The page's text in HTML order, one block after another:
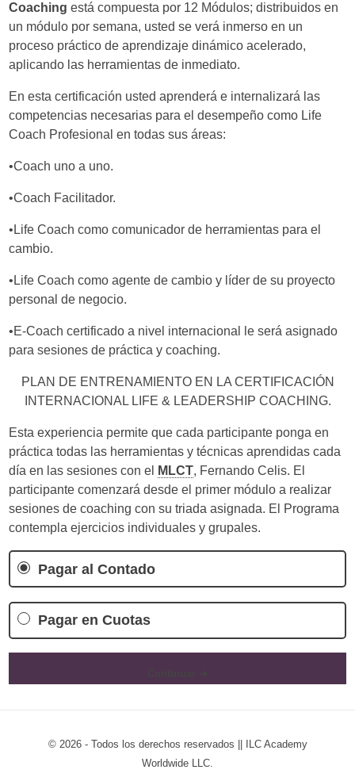
Coaching está compuesta por 12 Módulos; distribuidos en
un módulo por semana, usted se verá inmerso en un
proceso práctico de aprendizaje dinámico acelerado,
aplicando las herramientas de inmediato.
En esta certificación usted aprenderá e internalizará las
competencias necesarias para el desempeño como Life
Coach Profesional en todas sus áreas:
•Coach uno a uno.
•Coach Facilitador.
•Life Coach como comunicador de herramientas para el
cambio.
•Life Coach como agente de cambio y líder de su proyecto
personal de negocio.
•E-Coach certificado a nivel internacional le será asignado
para sesiones de práctica y coaching.
PLAN DE ENTRENAMIENTO EN LA CERTIFICACIÓN
INTERNACIONAL LIFE & LEADERSHIP COACHING.
Esta experiencia permite que cada participante ponga en
práctica todas las herramientas y técnicas aprendidas cada
día en las sesiones con el
MLCT, Fernando Celis. El
participante comenzará desde el primer módulo a realizar
sesiones de coaching con su triada asignada. El Programa
contempla ejercicios individuales y grupales.
Pagar al Contado
Pagar en Cuotas
© 2026 - Todos los derechos reservados || ILC Academy
Worldwide LLC.